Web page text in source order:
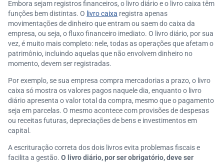
Embora sejam registros financeiros, o livro diário e o livro caixa têm
funções bem distintas. O livro caixa registra apenas
movimentações de dinheiro que entram ou saem do caixa da
empresa, ou seja, o fluxo financeiro imediato. O livro diário, por sua
vez, é muito mais completo: nele, todas as operações que afetam o
patrimônio, incluindo aquelas que não envolvem dinheiro no
momento, devem ser registradas.
Por exemplo, se sua empresa compra mercadorias a prazo, o livro
caixa só mostra os valores pagos naquele dia, enquanto o livro
diário apresenta o valor total da compra, mesmo que o pagamento
seja em parcelas. O mesmo acontece com provisões de despesas
ou receitas futuras, depreciações de bens e investimentos em
capital.
A escrituração correta dos dois livros evita problemas fiscais e
facilita a gestão. O livro diário, por ser obrigatório, deve ser